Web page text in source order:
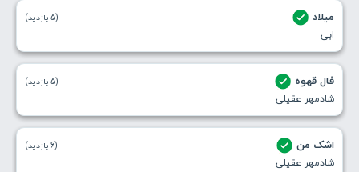
میلاد
ابی
(5 بازدید)
فال قهوه
شادمهر عقیلی
(5 بازدید)
اشک من
شادمهر عقیلی
(6 بازدید)